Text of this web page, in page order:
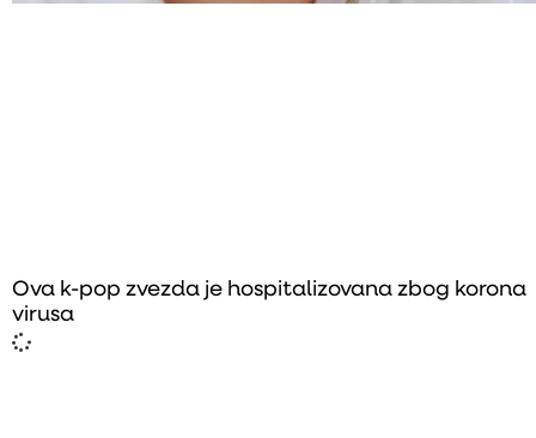
Ova k-pop zvezda je hospitalizovana zbog korona
virusa